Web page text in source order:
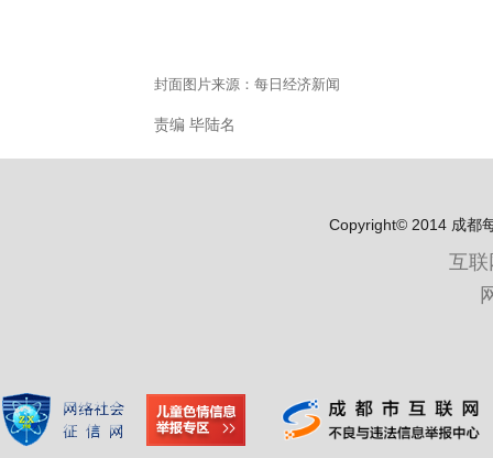
封面图片来源：每日经济新闻
责编 毕陆名
Copyright© 2014 成都
互